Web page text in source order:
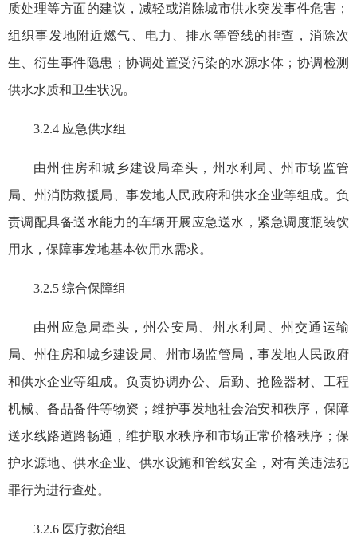
质处理等方面的建议，减轻或消除城市供水突发事件危害；
组织事发地附近燃气、电力、排水等管线的排查，消除次
生、衍生事件隐患；协调处置受污染的水源水体；协调检测
供水水质和卫生状况。
3.2.4 应急供水组
由州住房和城乡建设局牵头，州水利局、州市场监管
局、州消防救援局、事发地人民政府和供水企业等组成。负
责调配具备送水能力的车辆开展应急送水，紧急调度瓶装饮
用水，保障事发地基本饮用水需求。
3.2.5 综合保障组
由州应急局牵头，州公安局、州水利局、州交通运输
局、州住房和城乡建设局、州市场监管局，事发地人民政府
和供水企业等组成。负责协调办公、后勤、抢险器材、工程
机械、备品备件等物资；维护事发地社会治安和秩序，保障
送水线路道路畅通，维护取水秩序和市场正常价格秩序；保
护水源地、供水企业、供水设施和管线安全，对有关违法犯
罪行为进行查处。
3.2.6 医疗救治组